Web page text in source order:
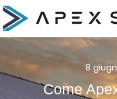
8
Come